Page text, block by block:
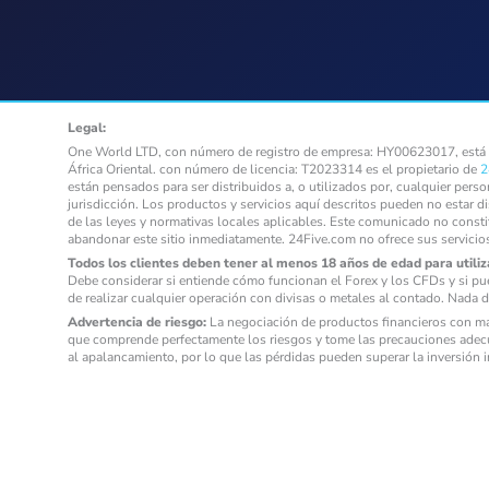
Legal:
One World LTD, con número de registro de empresa: HY00623017,
África Oriental. con número de licencia: T2023314 es el propietario de
están pensados para ser distribuidos a, o utilizados por, cualquier
jurisdicción. Los productos y servicios aquí descritos pueden no estar
de las leyes y normativas locales aplicables. Este comunicado no
abandonar este sitio inmediatamente. 24Five.com no ofrece sus
Todos los clientes deben tener al menos 18 años de edad para
Debe considerar si entiende cómo funcionan el Forex y los CFDs y si
de realizar cualquier operación con divisas o metales al contado.
Advertencia de riesgo: La negociación de productos financieros con
que comprende perfectamente los riesgos y tome las precauciones
al apalancamiento, por lo que las pérdidas pueden superar la